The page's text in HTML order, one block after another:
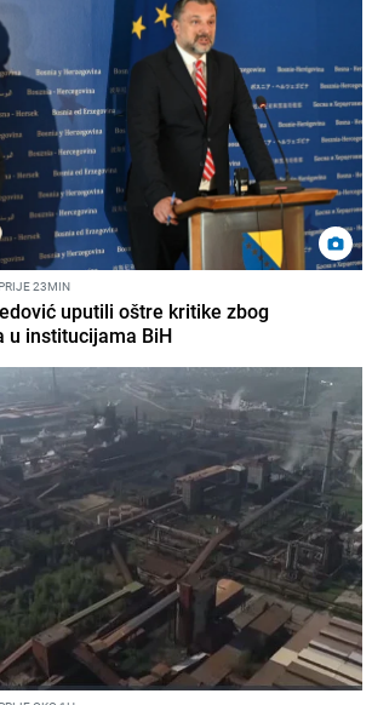
23MIN
uputili oštre kritike zbog
u institucijama BiH